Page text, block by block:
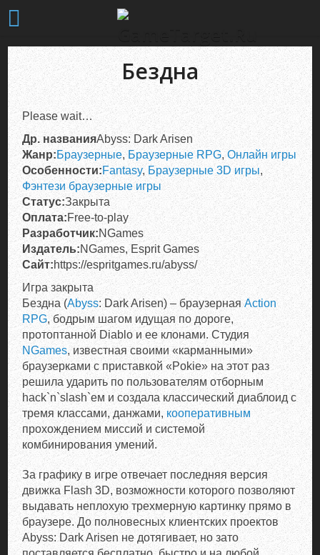
Бездна
Please wait…
Др. названияAbyss: Dark Arisen
Жанр:Браузерные, Браузерные RPG,Онлайн игры
Особенности:Fantasy,Браузерные 3D игры,
Фэнтези браузерные игры
Статус:Закрыта
Оплата:Free-to-play
Разработчик:NGames
Издатель:NGames, Esprit Games
Сайт:https://espritgames.ru/abyss/
Игра закрыта
Бездна (Abyss: Dark Arisen) – браузернаяAction
RPG, бодрым шагом идущая по дороге,
протоптанной Diablo и ее клонами. Студия
NGames, известная своими «карманными»
браузерками с приставкой «Pokie» на этот раз
решила ударить по пользователям отборным
hack`n`slash`ем и создала классический диаблоид с
тремя классами, данжами, кооперативным
прохождением миссий и системой
комбинирования умений.
За графику в игре отвечает последняя версия
движка Flash 3D, возможности которого позволяют
выдавать неплохую трехмерную картинку прямо в
браузере. До полновесных клиентских проектов
Abyss: Dark Arisen не дотягивает, но зато